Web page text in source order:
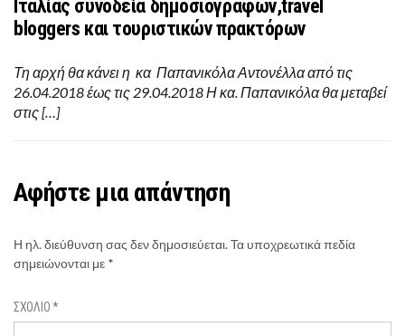
Ιταλίας συνοδεία δημοσιογράφων,travel
bloggers και τουριστικών πρακτόρων
Τη αρχή θα κάνει η κα Παπανικόλα Αντονέλλα από τις
26.04.2018 έως τις 29.04.2018 Η κα. Παπανικόλα θα μεταβεί
στις […]
Αφήστε μια απάντηση
Η ηλ. διεύθυνση σας δεν δημοσιεύεται.Τα υποχρεωτικά πεδία
σημειώνονται με *
ΣΧΌΛΙΟ*